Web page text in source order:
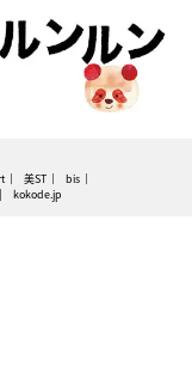
美ST
bis
kokode.jp